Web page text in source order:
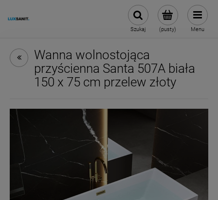
(pusty)
Szukaj Menu
Wanna wolnostojąca
przyścienna Santa 507A biała
150 x 75 cm przelew złoty